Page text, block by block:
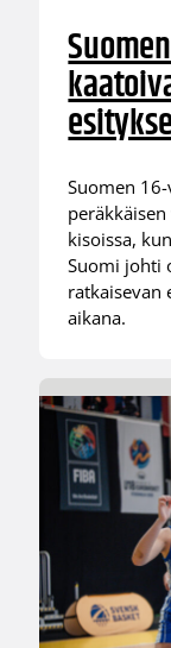
Suomen
kisoissa,
Suomi johti
ratkaisevan
aikana.